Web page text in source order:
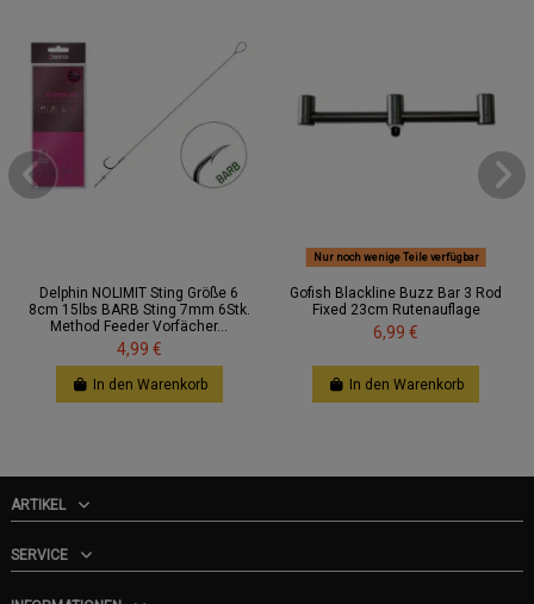
Delphin NOLIMIT Sting Größe 6
8cm 15lbs BARB Sting 7mm 6Stk.
Method Feeder Vorfächer...
4,99 €
In den Warenkorb
Nur noch wenige Teile verfügbar
Gofish Blackline Buzz Bar 3 Rod
Fixed 23cm Rutenauflage
6,99 €
In den Warenkorb
ARTIKEL
SERVICE